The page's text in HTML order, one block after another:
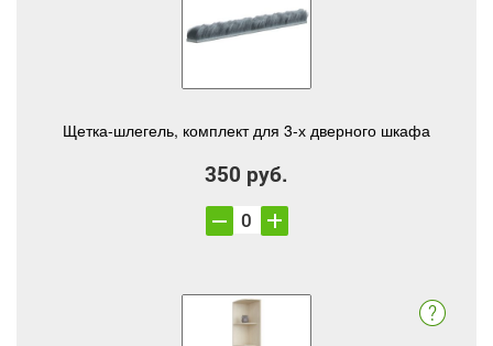
Щетка-шлегель, комплект для 3-х дверного шкафа
350 руб.